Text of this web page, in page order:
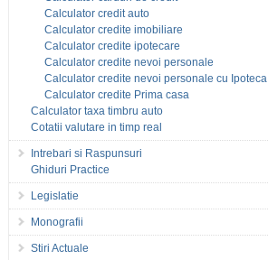
Calculator credit auto
Calculator credite imobiliare
Calculator credite ipotecare
Calculator credite nevoi personale
Calculator credite nevoi personale cu Ipoteca
Calculator credite Prima casa
Calculator taxa timbru auto
Cotatii valutare in timp real
Intrebari si Raspunsuri
Ghiduri Practice
Legislatie
Monografii
Stiri Actuale